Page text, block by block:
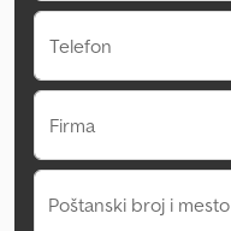
Telefon
Firma
Poštanski broj i mesto